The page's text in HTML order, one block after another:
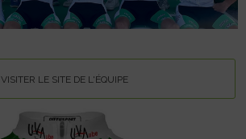
VISITER LE SITE DE L'ÉQUIPE